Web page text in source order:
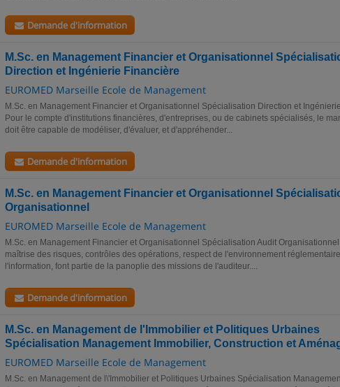
Demande d'information
M.Sc. en Management Financier et Organisationnel
Direction et Ingénierie Financière
EUROMED Marseille Ecole de Management
M.Sc. en Management Financier et Organisationnel Spécialisation Direction et
Pour le compte d'institutions financières, d'entreprises, ou de cabinets spécialisés, le
doit être capable de modéliser, d'évaluer, et d'appréhender...
Demande d'information
M.Sc. en Management Financier et Organisationnel
Organisationnel
EUROMED Marseille Ecole de Management
M.Sc. en Management Financier et Organisationnel Spécialisation Audit
maîtrise des risques, contrôles des opérations, respect de l'environnement
l'information, font partie de la panoplie des missions de l'auditeur....
Demande d'information
M.Sc. en Management de l'Immobilier et Politiques Urbaines
Spécialisation Management Immobilier, Construction et
EUROMED Marseille Ecole de Management
M.Sc. en Management de l\'Immobilier et Politiques Urbaines Spécialisation